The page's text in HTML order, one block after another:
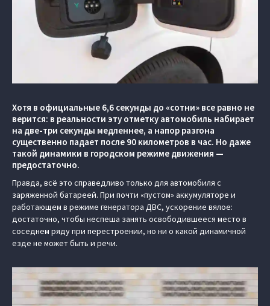
Хотя в официальные 6,6 секунды до «сотни» все равно не
верится: в реальности эту отметку автомобиль набирает
на две-три секунды медленнее, а напор разгона
существенно падает после 90 километров в час. Но даже
такой динамики в городском режиме движения —
предостаточно.
Правда, всё это справедливо только для автомобиля с
заряженной батареей. При почти «пустом» аккумуляторе и
работающем в режиме генератора ДВС, ускорение вялое:
достаточно, чтобы неспеша занять освободившееся место в
соседнем ряду при перестроении, но ни о какой динамичной
езде не может быть и речи.